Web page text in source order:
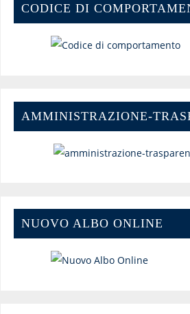
CODICE DI
AMMINISTRAZIONE-
NUOVO ALBO ONLINE